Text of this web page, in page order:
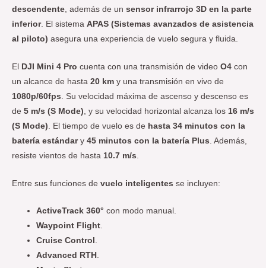
descendente , además de un sensor infrarrojo 3D en la parte
inferior. El sistema APAS (Sistemas avanzados de asistencia
al piloto) asegura una experiencia de vuelo segura y fluida.
El DJI Mini 4 Pro cuenta con una transmisión de video O4 con
un alcance de hasta 20 km y una transmisión en vivo de
1080p/60fps . Su velocidad máxima de ascenso y descenso es
de 5 m/s (S Mode) , y su velocidad horizontal alcanza los 16 m/s
(S Mode) . El tiempo de vuelo es de hasta 34 minutos con la
batería estándary 45 minutos con la batería Plus . Además,
resiste vientos de hasta 10.7 m/s
Entre sus funciones de vuelo inteligentes se incluyen:
ActiveTrack 360° con modo manual.
Waypoint Flight.
Cruise Control .
Advanced RTH .